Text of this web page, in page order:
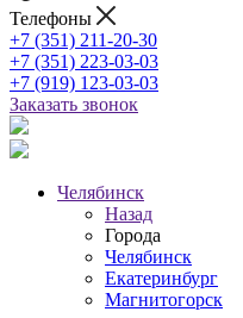
Телефоны
+7 (351) 211-20-30
+7 (351) 223-03-03
+7 (919) 123-03-03
Заказать звонок
Челябинск
Назад
Города
Челябинск
Екатеринбург
Магнитогорск